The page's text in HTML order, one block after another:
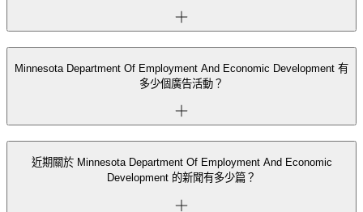
Minnesota Department Of Employment And Economic Development 有
多少個廣告活動？
近期關於 Minnesota Department Of Employment And Economic
Development 的新聞有多少篇？